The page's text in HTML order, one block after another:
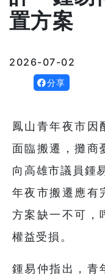
置方案
2026-07-02
分享
鳳山青年夜市因
面臨搬遷，攤商
向高雄市議員鍾
年夜市搬遷應有
方案缺一不可，
權益受損。
鍾易仲指出，青